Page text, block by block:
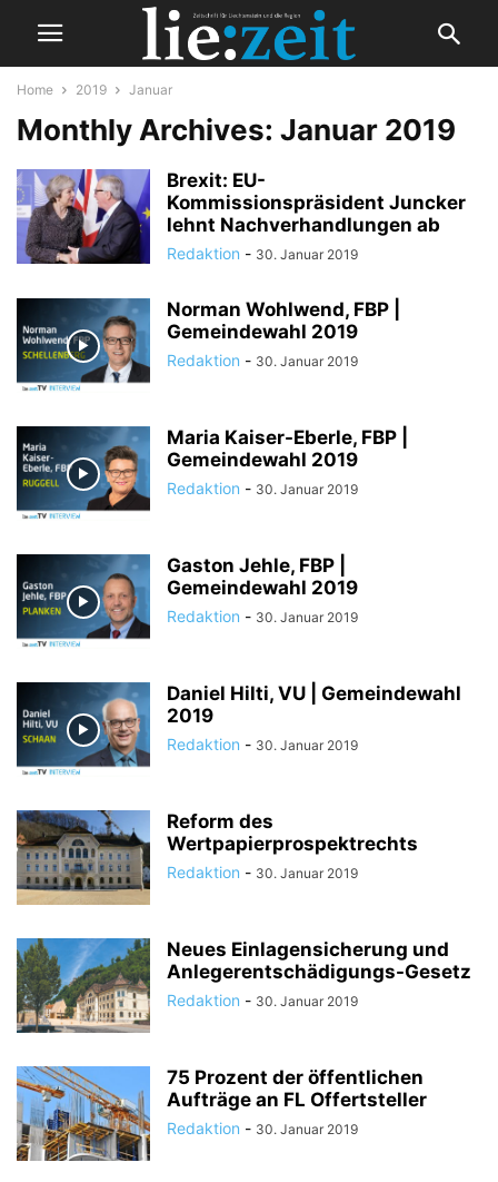
Home 2019 Januar
Monthly Archives: Januar 2019
Brexit: EU-
Kommissionspräsident Juncker
lehnt Nachverhandlungen ab
Redaktion - 30. Januar 2019
Norman Wohlwend, FBP |
Gemeindewahl 2019
Redaktion - 30. Januar 2019
Maria Kaiser-Eberle, FBP |
Gemeindewahl 2019
Redaktion - 30. Januar 2019
Gaston Jehle, FBP |
Gemeindewahl 2019
Redaktion - 30. Januar 2019
Daniel Hilti, VU | Gemeindewahl
2019
Redaktion - 30. Januar 2019
Reform des
Wertpapierprospektrechts
Redaktion - 30. Januar 2019
Neues Einlagensicherung und
Anlegerentschädigungs-Gesetz
Redaktion - 30. Januar 2019
75 Prozent der öffentlichen
Aufträge an FL Offertsteller
Redaktion - 30. Januar 2019